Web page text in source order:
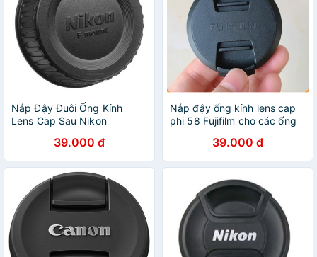
Nắp Đậy Đuôi Ống Kính
Lens Cap Sau Nikon
39.000 đ
Nắp đậy ống kính lens cap
phi 58 Fujifilm cho các ống
39.000 đ